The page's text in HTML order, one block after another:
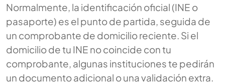
Normalmente, la identificación oficial (INE o
pasaporte) es el punto de partida, seguida de
un comprobante de domicilio reciente. Si el
domicilio de tu INE no coincide con tu
comprobante, algunas instituciones te pedirán
un documento adicional o una validación extra.